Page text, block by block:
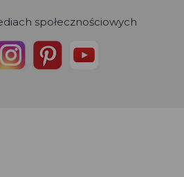
społecznościowych